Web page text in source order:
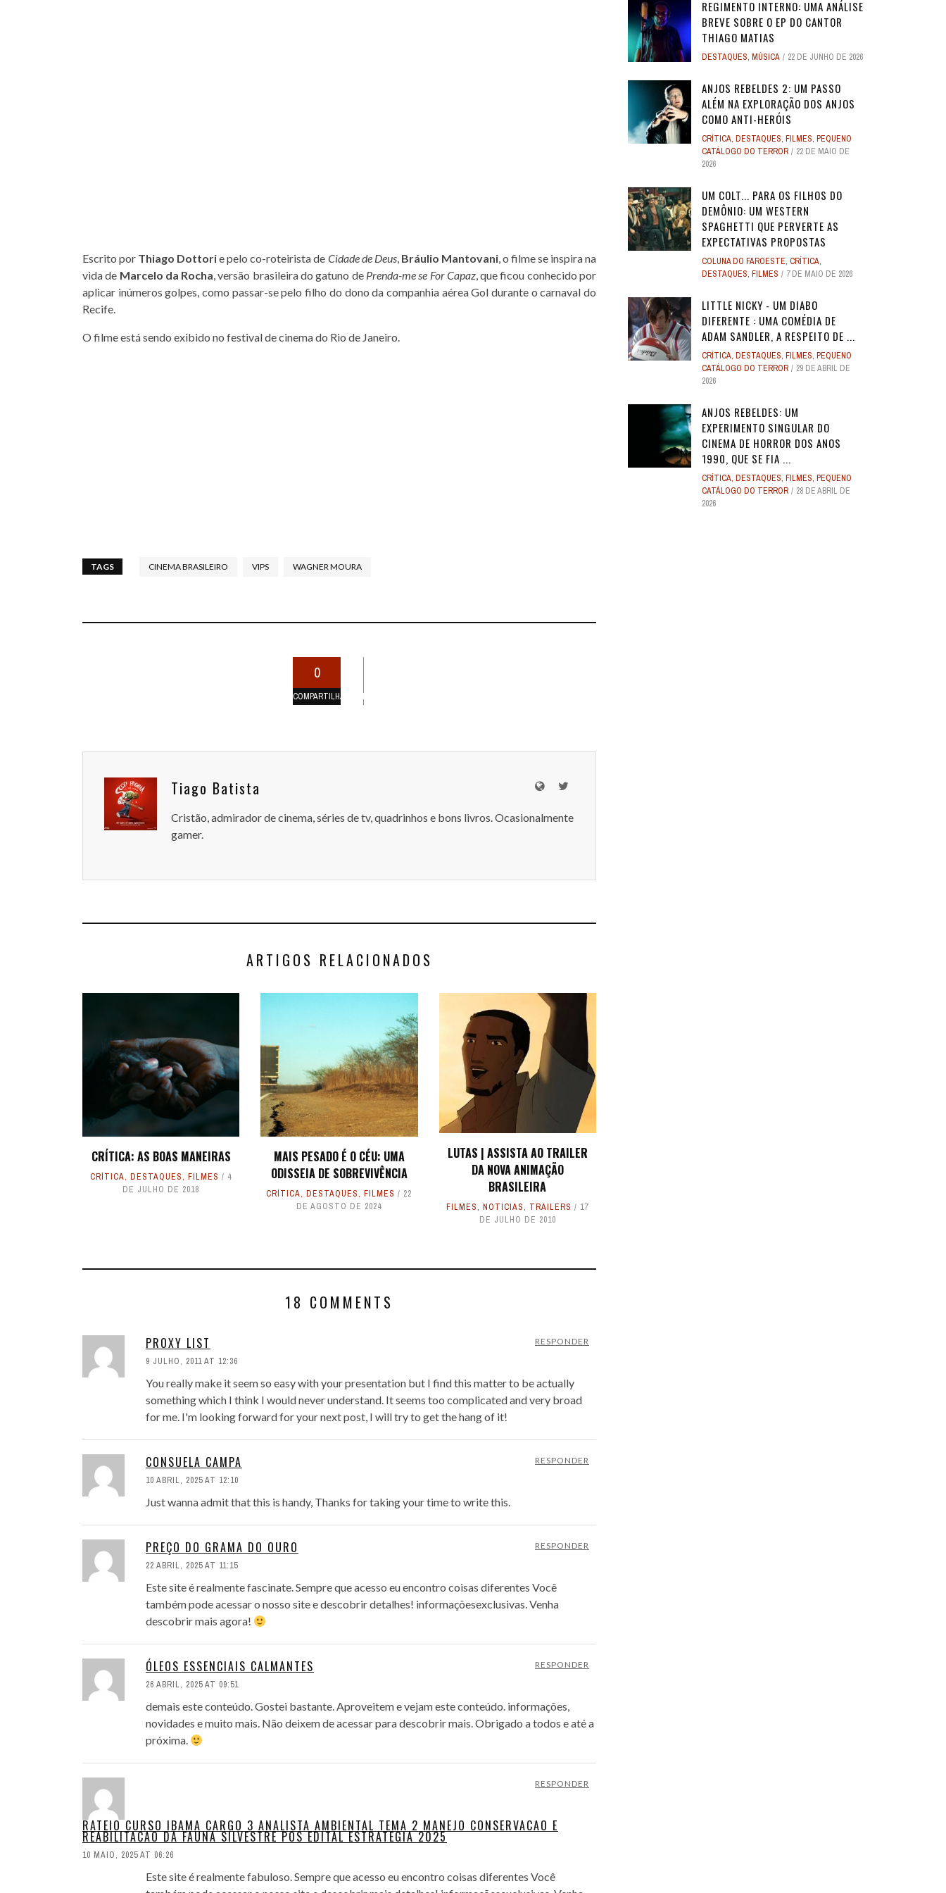
Escrito por Thiago Dottorie pelo co-roteirista de Cidade de Deus, Bráulio Mantovani, o filme se inspira na
vida de Marcelo da Rocha, versão brasileira do gatuno de Prenda-me se For Capaz, que ficou conhecido por
aplicar inúmeros golpes, como passar-se pelo filho do dono da companhia aérea Gol durante o carnaval do
Recife.
O filme está sendo exibido no festival de cinema do Rio de Janeiro.
TAGS CINEMA BRASILEIRO VIPS WAGNER MOURA
0
COMPARTILHAMENTOS
Tiago Batista
Cristão, admirador de cinema, séries de tv, quadrinhos e bons livros. Ocasionalmente
gamer.
ARTIGOS RELACIONADOS
CRÍTICA: AS BOAS MANEIRAS
CRÍTICA,DESTAQUES,FILMES
4
DE JULHO DE 2018
MAIS PESADO É O CÉU: UMA
ODISSEIA DE SOBREVIVÊNCIA
CRÍTICA,DESTAQUES,FILMES
22
DE AGOSTO DE 2024
LUTAS | ASSISTA AO TRAILER
DA NOVA ANIMAÇÃO
BRASILEIRA
FILMES,NOTICIAS, TRAILERS
17
DE JULHO DE 2010
18 COMMENTS
PROXY LIST
9 JULHO, 2011 AT 12:36
RESPONDER
You really make it seem so easy with your presentation but I find this matter to be actually
something which I think I would never understand. It seems too complicated and very broad
for me. I'm looking forward for your next post, I will try to get the hang of it!
CONSUELA CAMPA
10 ABRIL, 2025 AT 12:10
RESPONDER
Just wanna admit that this is handy, Thanks for taking your time to write this.
PREÇO DO GRAMA DO OURO
22 ABRIL, 2025 AT 11:15
RESPONDER
Este site é realmente fascinate. Sempre que acesso eu encontro coisas diferentes Você
também pode acessar o nosso site e descobrir detalhes! informaçõesexclusivas. Venha
descobrir mais agora!
ÓLEOS ESSENCIAIS CALMANTES
26 ABRIL, 2025 AT 09:51
RESPONDER
demais este conteúdo. Gostei bastante. Aproveitem e vejam este conteúdo. informações,
novidades e muito mais. Não deixem de acessar para descobrir mais. Obrigado a todos e até a
próxima.
RATEIO CURSO IBAMA CARGO 3 ANALISTA AMBIENTAL TEMA 2 MANEJO CONSERVACAO E
REABILITACAO DA FAUNA SILVESTRE POS EDITAL ESTRATEGIA 2025
10 MAIO, 2025 AT 06:26
RESPONDER
Este site é realmente fabuloso. Sempre que acesso eu encontro coisas diferentes Você
REGIMENTO INTERNO: UMA ANÁLISE
BREVE SOBRE O EP DO CANTOR
THIAGO MATIAS
DESTAQUES, MÚSICA 22 DE JUNHO DE 2026
ANJOS REBELDES 2: UM PASSO
ALÉM NA EXPLORAÇÃO DOS ANJOS
COMO ANTI-HERÓIS
CRÍTICA, DESTAQUES, FILMES, PEQUENO
CATÁLOGO DO TERROR
22 DE MAIO DE
2026
UM COLT... PARA OS FILHOS DO
DEMÔNIO: UM WESTERN
SPAGHETTI QUE PERVERTE AS
EXPECTATIVAS PROPOSTAS
COLUNA DO FAROESTE, CRÍTICA,
DESTAQUES, FILMES 7 DE MAIO DE 2026
LITTLE NICKY - UM DIABO
DIFERENTE : UMA COMÉDIA DE
ADAM SANDLER, A RESPEITO DE ...
CRÍTICA, DESTAQUES, FILMES, PEQUENO
CATÁLOGO DO TERROR
29 DE ABRIL DE
2026
ANJOS REBELDES: UM
EXPERIMENTO SINGULAR DO
CINEMA DE HORROR DOS ANOS
1990, QUE SE FIA ...
CRÍTICA, DESTAQUES, FILMES, PEQUENO
CATÁLOGO DO TERROR
28 DE ABRIL DE
2026